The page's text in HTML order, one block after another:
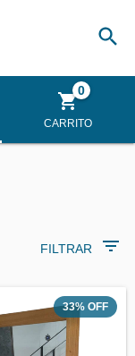
CARRITO
0
FILTRAR
33% OFF